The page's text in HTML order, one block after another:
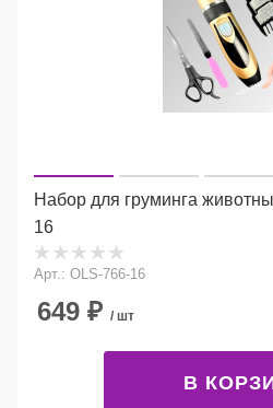
Набор для груминга
16
Арт.: OLS-766-16
649 ₽ / шт
В